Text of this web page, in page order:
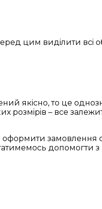
цим видiлити всi
якiсно, то це
– все
допомогти